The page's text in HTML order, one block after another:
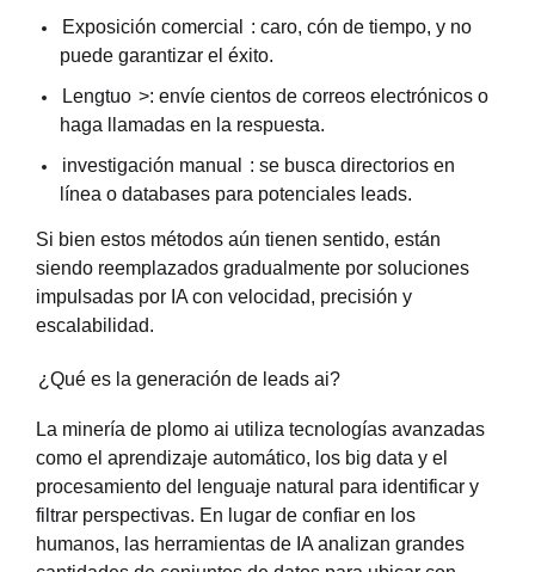
Exposición comercial
: caro, cón de tiempo, y no
puede garantizar el éxito.
Lengtuo >: envíe cientos de correos electrónicos o
haga llamadas en la respuesta.
investigación manual
: se busca directorios en
línea o databases para potenciales leads.
Si bien estos métodos aún tienen sentido, están
siendo reemplazados gradualmente por soluciones
impulsadas por IA con velocidad, precisión y
escalabilidad.
¿Qué es la generación de leads ai?
La minería de plomo ai utiliza tecnologías avanzadas
como el aprendizaje automático, los big data y el
procesamiento del lenguaje natural para identificar y
filtrar perspectivas. En lugar de confiar en los
humanos, las herramientas de IA analizan grandes